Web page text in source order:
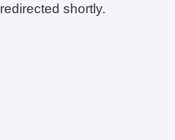
shortly.